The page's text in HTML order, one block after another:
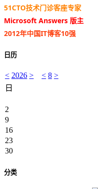
51CTO技术门诊客座专家
Microsoft Answers 版主
2012年中国IT博客10强
日历
< 2026 > < 8 >
日
2
9
16
23
30
分类